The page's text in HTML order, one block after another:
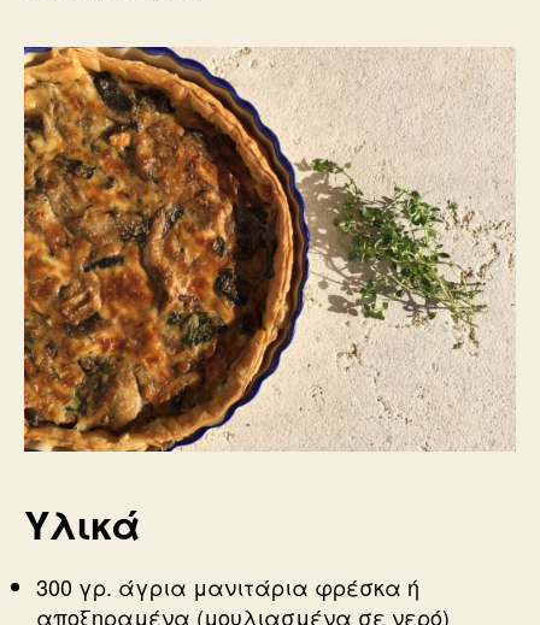
Υλικά
300 γρ. άγρια μανιτάρια φρέσκα ή
αποξηραμένα (μουλιασμένα σε νερό)